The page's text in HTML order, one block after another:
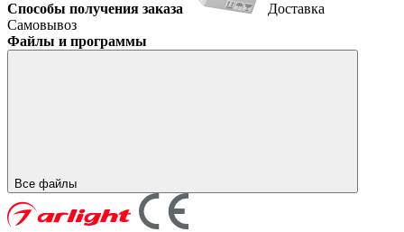
Способы получения заказа
Доставка
Самовывоз
Файлы и программы
Все файлы